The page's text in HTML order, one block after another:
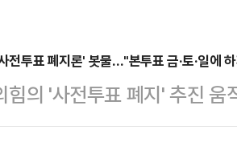
전투표 폐지론' 봇물…"본투표 금·토·일에
힘의 '사전투표 폐지' 추진
는 대신 본투표 기간을 늘리